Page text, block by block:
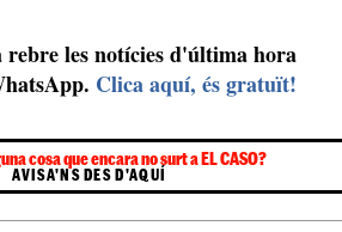
rebre les notícies d'última hora
Clica aquí, és gratuït!
cosa que encara no surt a EL CASO?
AVISA'NS DES D'AQUÍ